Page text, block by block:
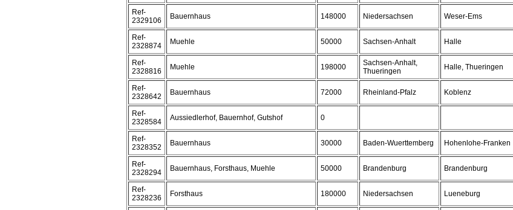
Ref-
2329106
Bauernhaus 148000 Niedersachsen Weser-Ems
Ref-
2328874
Muehle 50000 Sachsen-Anhalt Halle
Ref-
2328816
Muehle 198000
Sachsen-Anhalt,
Thueringen
Halle, Thueringen
Ref-
2328642
Bauernhaus 72000 Rheinland-Pfalz Koblenz
Ref-
2328584
Aussiedlerhof, Bauernhof, Gutshof 0
Ref-
2328352
Bauernhaus 30000 Baden-Wuerttemberg Hohenlohe-Franken
Ref-
2328294
Bauernhaus, Forsthaus, Muehle 50000 Brandenburg Brandenburg
Ref-
2328236
Forsthaus 180000 Niedersachsen Lueneburg